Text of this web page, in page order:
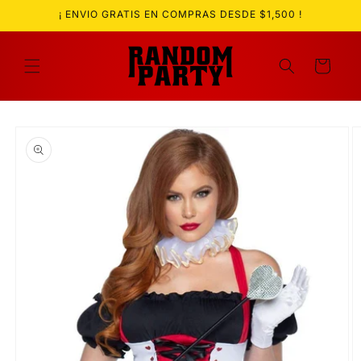
directamente
al contenido
¡ ENVIO GRATIS EN COMPRAS DESDE $1,500 !
Carrito
a la
información